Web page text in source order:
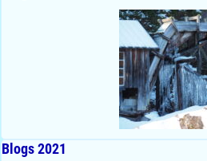
Blogs 2021